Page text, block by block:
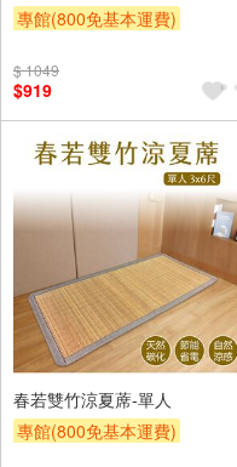
專館(800免基本運費)
$ 1049
$919
春若雙竹涼夏蓆-單人
專館(800免基本運費)